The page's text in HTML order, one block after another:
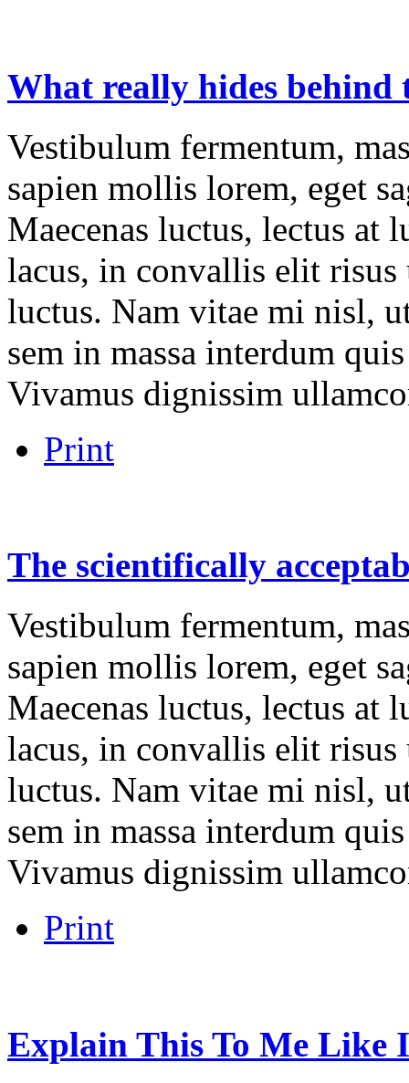
What really hides behind
Vestibulum fermentum,
sapien mollis lorem, eget
Maecenas luctus, lectus at
lacus, in convallis elit risus
luctus. Nam vitae mi nisl,
sem in massa interdum
Vivamus dignissim
Print
The scientifically
Vestibulum fermentum,
sapien mollis lorem, eget
Maecenas luctus, lectus at
lacus, in convallis elit risus
luctus. Nam vitae mi nisl,
sem in massa interdum
Vivamus dignissim
Print
Explain This To Me Like